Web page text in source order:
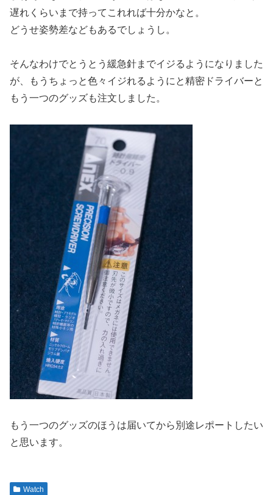
遅れくらいまで持ってこれれば十分かなと。
どうせ姿勢差などもあるでしょうし。
そんなわけでとうとう緩急針までイジるようになりました
が、もうちょっと色々イジれるようにと精密ドライバーと
もう一つのグッズも注文しました。
もう一つのグッズのほうは届いてから別途レポートしたい
と思います。
Watch